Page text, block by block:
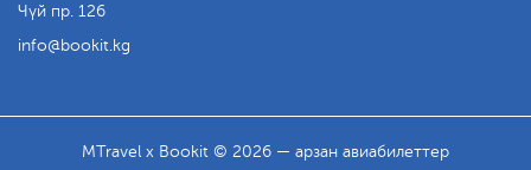
Чүй пр. 126
info
bookit.kg
MTravel x Bookit © 2026 — арзан авиабилеттер